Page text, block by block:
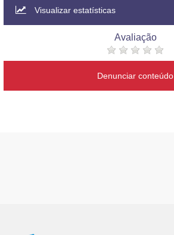
Visualizar estatísticas
Avaliação
Denunciar conteúdo